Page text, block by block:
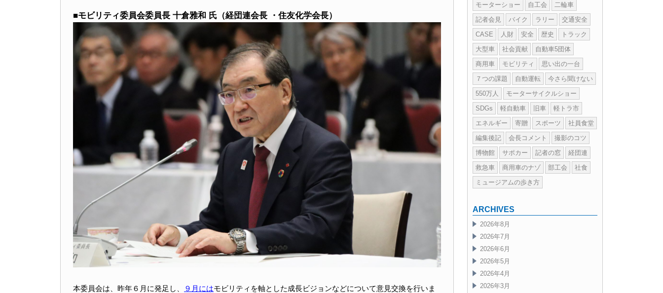
■モビリティ委員会委員長 十倉雅和 氏（経団連会長 ・住友化学会長）
本委員会は、昨年６月に発足し、 ９月にはモビリティを軸とした成長ビジョンなどについて意見交換を行いま
モーターショー
自工会
二輪車
記者会見
バイク ラリー
交通安全
CASE
人財 安全 歴史
トラック
大型車
社会貢献
自動車5団体
商用車
モビリティ
思い出の一台
７つの課題
自動運転
今さら聞けない
550万人
モーターサイクルショー
SDGs
軽自動車 旧車
軽トラ市
エネルギー
寄贈 スポーツ
社員食堂
編集後記
会長コメント
撮影のコツ
博物館
サポカー 記者の窓
経団連
救急車
商用車のナゾ 部工会
社食
ミュージアムの歩き方
ARCHIVES
2026年8月
2026年7月
2026年6月
2026年5月
2026年4月
2026年3月